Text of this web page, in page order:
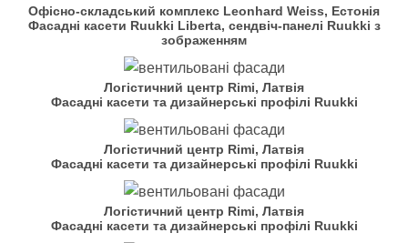
Офісно-складський комплекс Leonhard Weiss, Естонія
Фасадні касети Ruukki Liberta, сендвіч-панелі Ruukki з
зображенням
Логістичний центр Rimi, Латвія
Фасадні касети та дизайнерські профілі Ruukki
Логістичний центр Rimi, Латвія
Фасадні касети та дизайнерські профілі Ruukki
Логістичний центр Rimi, Латвія
Фасадні касети та дизайнерські профілі Ruukki